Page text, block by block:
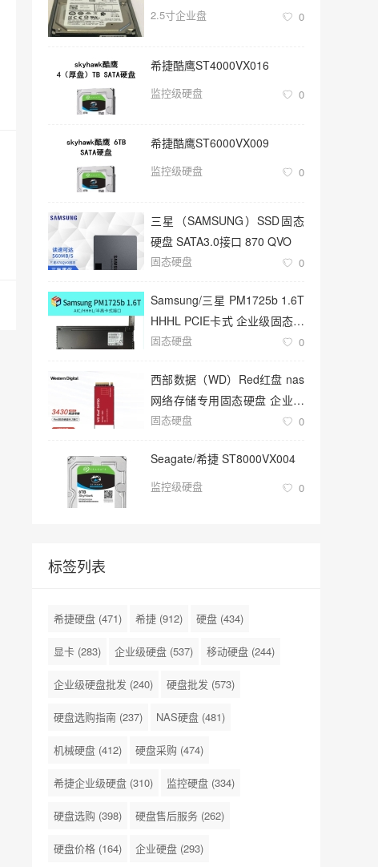
2.5寸企业盘 0
希捷酷鹰ST4000VX016
监控级硬盘 0
希捷酷鹰ST6000VX009
监控级硬盘 0
三星（SAMSUNG）SSD固态
硬盘 SATA3.0接口 870 QVO
固态硬盘 0
Samsung/三星 PM1725b 1.6T
HHHL PCIE卡式 企业级固态硬
盘
固态硬盘 0
西部数据（WD）Red红盘 nas
网络存储专用固态硬盘 企业级
服务器
固态硬盘 0
Seagate/希捷 ST8000VX004
监控级硬盘 0
标签列表
希捷硬盘 (471) 希捷 (912) 硬盘 (434)
显卡 (283) 企业级硬盘 (537) 移动硬盘 (244)
企业级硬盘批发 (240) 硬盘批发 (573)
硬盘选购指南 (237) NAS硬盘 (481)
机械硬盘 (412) 硬盘采购 (474)
希捷企业级硬盘 (310) 监控硬盘 (334)
硬盘选购 (398) 硬盘售后服务 (262)
硬盘价格 (164) 企业硬盘 (293)